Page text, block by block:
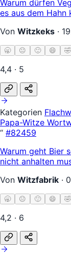
Warum dürfen
es aus dem Hahn
Von Witzkeks ·
🥱 😐 🙂 😄 🤣
4,4 · 5
Kategorien
Papa-Witze
“ #82459
Warum geht Bier
nicht anhalten
Von Witzfabrik ·
🥱 😐 🙂 😄 🤣
4,2 · 6